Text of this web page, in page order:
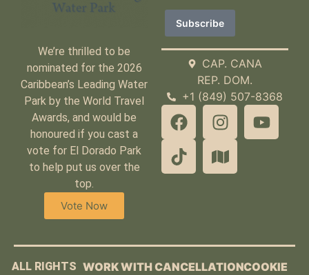
We’re thrilled to be
nominated for the 2026
Caribbean’s Leading Water
Park by the World Travel
Awards, and would be
honoured if you cast a
vote for El Dorado Park
to help put us over the
top.
Vote Now
CAP. CANA
REP. DOM.
+1 (849) 507-8368
ALL RIGHTS WORK WITHCANCELLATIONCOOKIE